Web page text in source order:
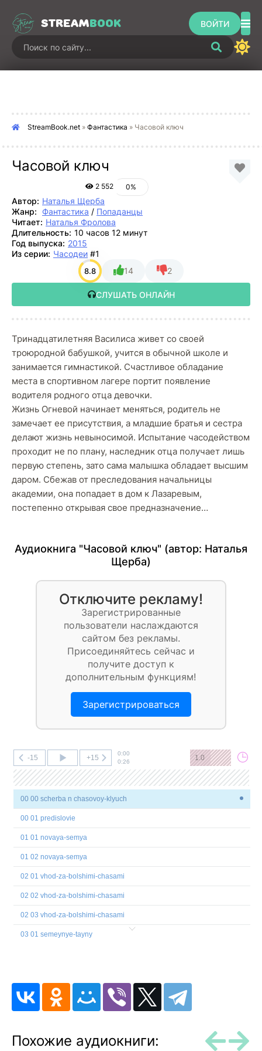
STREAMBOOK ВОЙТИ
StreamBook.net » Фантастика » Часовой ключ
Часовой ключ
2 552 0%
Автор: Наталья Щерба
Жанр:
Фантастика / Попаданцы
Читает: Наталья Фролова
Длительность: 10 часов 12 минут
Год выпуска: 2015
Из серии: Часодеи #1
8.8 14 2
СЛУШАТЬ ОНЛАЙН
Тринадцатилетняя Василиса живет со своей
троюродной бабушкой, учится в обычной школе и
занимается гимнастикой. Счастливое обладание
места в спортивном лагере портит появление
водителя родного отца девочки.
Жизнь Огневой начинает меняться, родитель не
замечает ее присутствия, а младшие братья и сестра
делают жизнь невыносимой. Испытание часодейством
проходит не по плану, наследник отца получает лишь
первую степень, зато сама малышка обладает высшим
даром. Сбежав от преследования начальницы
академии, она попадает в дом к Лазаревым,
постепенно открывая свое предназначение…
Аудиокнига "Часовой ключ" (автор: Наталья
Щерба)
Отключите рекламу!
Зарегистрированные
пользователи наслаждаются
сайтом без рекламы.
Присоединяйтесь сейчас и
получите доступ к
дополнительным функциям!
Зарегистрироваться
-15 +15
0:00
0:26
1.0
00 00 scherba n chasovoy-klyuch
00 01 predislovie
01 01 novaya-semya
01 02 novaya-semya
02 01 vhod-za-bolshimi-chasami
02 02 vhod-za-bolshimi-chasami
02 03 vhod-za-bolshimi-chasami
03 01 semeynye-tayny
04 01 chasovoe-zele
04 02 chasovoe-zele
Похожие аудиокниги: